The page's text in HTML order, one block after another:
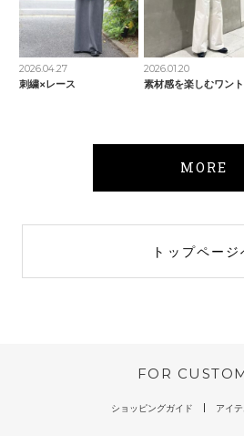
2026.04.27
刺繍×レース
2026.01.20
MORE
トップページ
FOR
ショッピングガイド アイ